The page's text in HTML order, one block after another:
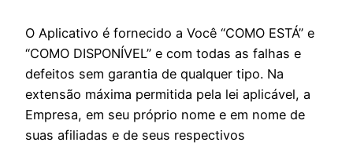
O Aplicativo é fornecido a Você “COMO ESTÁ” e
“COMO DISPONÍVEL” e com todas as falhas e
defeitos sem garantia de qualquer tipo. Na
extensão máxima permitida pela lei aplicável, a
Empresa, em seu próprio nome e em nome de
suas afiliadas e de seus respectivos